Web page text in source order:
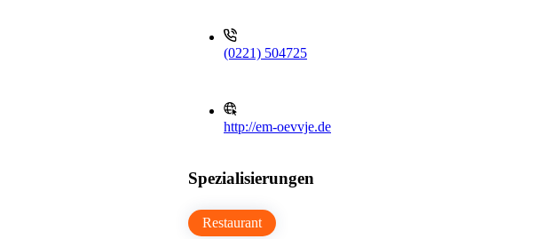
(0221) 504725
http://em-oevvje.de
Spezialisierungen
Restaurant